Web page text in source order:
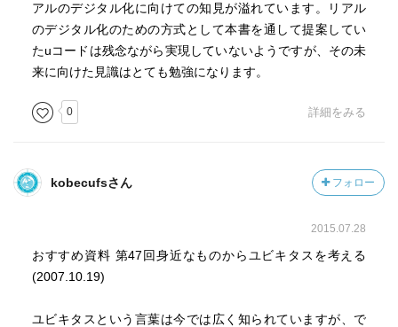
アルのデジタル化に向けての知見が溢れています。リアル
のデジタル化のための方式として本書を通して提案してい
たuコードは残念ながら実現していないようですが、その未
来に向けた見識はとても勉強になります。
0 詳細をみる
kobecufsさん フォロー
2015.07.28
おすすめ資料 第47回身近なものからユビキタスを考える
(2007.10.19)
ユビキタスという言葉は今では広く知られていますが、で